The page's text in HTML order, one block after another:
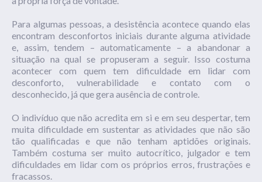
Para algumas pessoas, a desistência acontece quando elas
encontram desconfortos iniciais durante alguma atividade
e, assim, tendem – automaticamente – a abandonar a
situação na qual se propuseram a seguir. Isso costuma
acontecer com quem tem dificuldade em lidar com
desconforto, vulnerabilidade e contato com o
desconhecido, já que gera ausência de controle.
O indivíduo que não acredita em si e em seu despertar, tem
muita dificuldade em sustentar as atividades que não são
tão qualificadas e que não tenham aptidões originais.
Também costuma ser muito autocrítico, julgador e tem
dificuldades em lidar com os próprios erros, frustrações e
fracassos.